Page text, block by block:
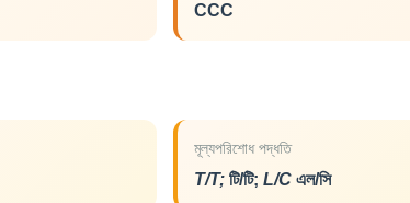
CCC
মূল্যপরিশোধ পদ্ধতি
T/T; টি/টি; L/C এল/সি